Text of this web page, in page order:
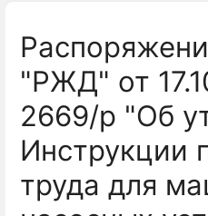
"РЖД" от
2669/р "Об
Инструкции
труда для